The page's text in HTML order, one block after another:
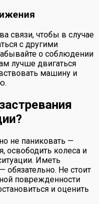
связи, чтобы в случае
с другими
о соблюдении
лучше двигаться
машину и
не паниковать —
освободить колеса и
Иметь
обязательно. Не стоит
поврежденности
и оценить